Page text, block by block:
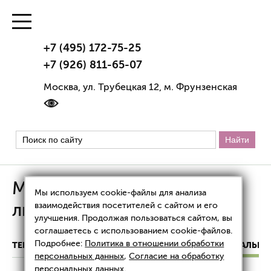
+7 (495) 172-75-25
+7 (926) 811-65-07
Москва, ул. Трубецкая 12, м. Фрунзенская
Миофасциальный массаж
лица
ТЕРАПЕВТИЧЕСКАЯ КОСМЕТОЛОГИЯ
Мы используем cookie-файлы для анализа
взаимодействия посетителей с сайтом и его
улучшения. Продолжая пользоваться сайтом, вы
соглашаетесь с использованием cookie-файлов.
Подробнее: Политика в отношении обработки
персональных данных,Согласие на обработку
персональных данных.